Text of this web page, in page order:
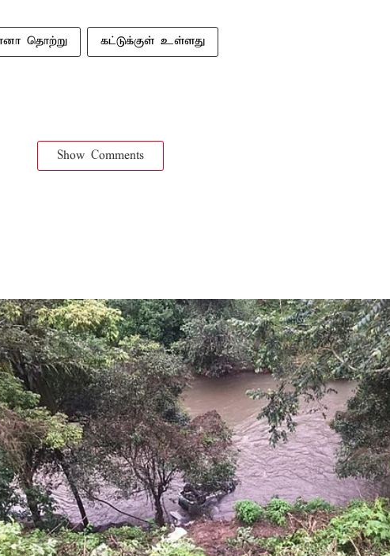
தொற்று கட்டுக்குள் உள்ளது
Show Comments